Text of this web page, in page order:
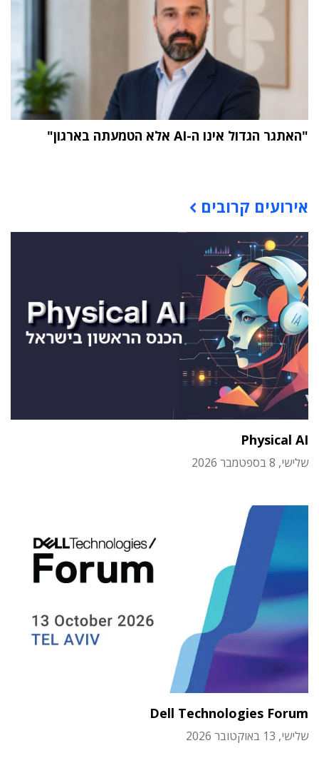
"האתגר הגדול אינו ה-AI אלא הטמעתה בארגון"
אירועים קרובים
Physical AI
שלישי, 8 בספטמבר 2026
Dell Technologies Forum
שלישי, 13 באוקטובר 2026